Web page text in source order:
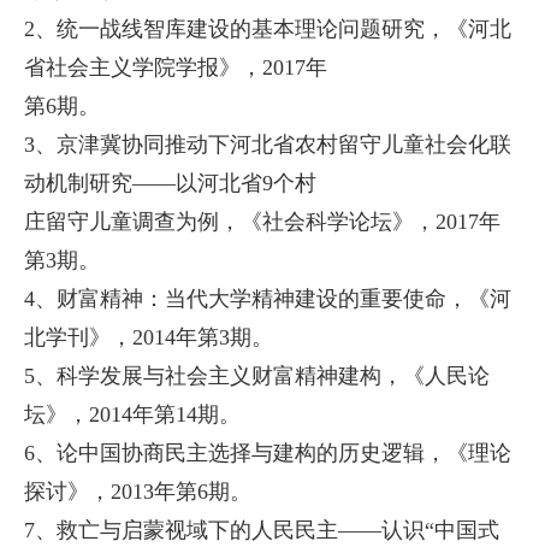
2、统一战线智库建设的基本理论问题研究，《河北
省社会主义学院学报》，2017年
第6期。
3、京津冀协同推动下河北省农村留守儿童社会化联
动机制研究——以河北省9个村
庄留守儿童调查为例，
《社会科学论坛》，2017年
第3期。
4、财富精神：当代大学精神建设的重要使命，《河
北学刊》，2014年第3期。
5、科学发展与社会主义财富精神建构，《人民论
坛》，2014年第14期。
6、论中国协商民主选择与建构的历史逻辑，《理论
探讨》，2013年第6期。
7、救亡与启蒙视域下的人民民主——认识“中国式